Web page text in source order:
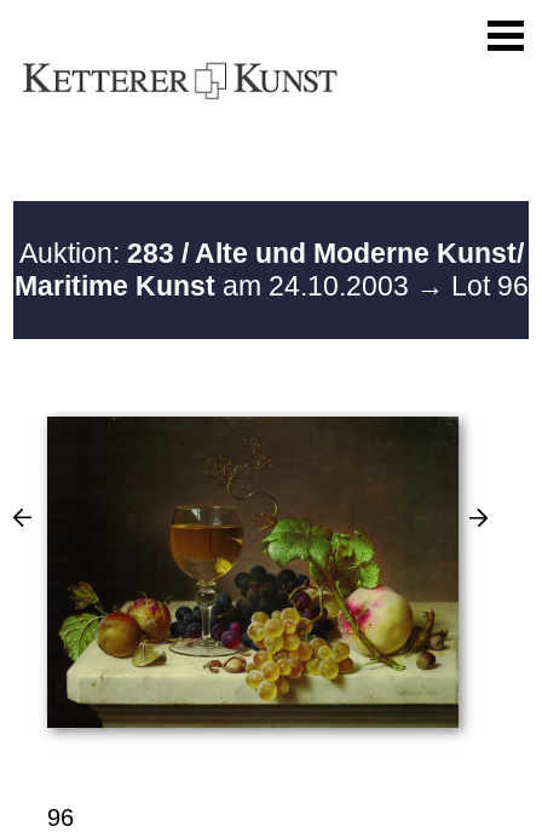
Auktion: 283 / Alte und Moderne Kunst/
Maritime Kunstam 24.10.2003 → Lot 96
96